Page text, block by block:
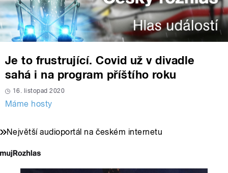
Je to frustrující. Covid už v divadle
sahá i na program příštího roku
16. listopad 2020
Máme hosty
Největší audioportál na českém internetu